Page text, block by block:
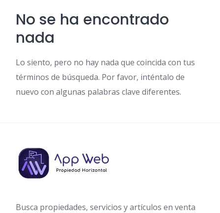
No se ha encontrado
nada
Lo siento, pero no hay nada que coincida con tus
términos de búsqueda. Por favor, inténtalo de
nuevo con algunas palabras clave diferentes.
Busca propiedades, servicios y artículos en venta